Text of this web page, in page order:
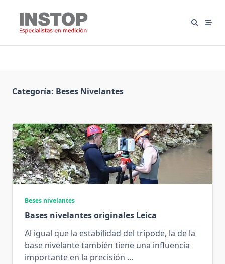
contenido
Categoría: Beses Nivelantes
Beses nivelantes
Bases nivelantes originales Leica
Al igual que la estabilidad del trípode, la de la
base nivelante también tiene una influencia
importante en la precisión ...